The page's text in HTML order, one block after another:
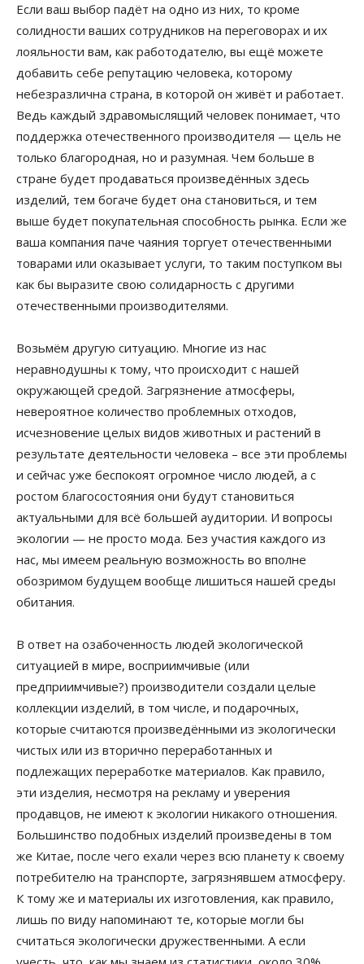
Если ваш выбор падёт на одно из них, то кроме
солидности ваших сотрудников на переговорах и их
лояльности вам, как работодателю, вы ещё можете
добавить себе репутацию человека, которому
небезразлична страна, в которой он живёт и работает.
Ведь каждый здравомыслящий человек понимает, что
поддержка отечественного производителя — цель не
только благородная, но и разумная. Чем больше в
стране будет продаваться произведённых здесь
изделий, тем богаче будет она становиться, и тем
выше будет покупательная способность рынка. Если же
ваша компания паче чаяния торгует отечественными
товарами или оказывает услуги, то таким поступком вы
как бы выразите свою солидарность с другими
отечественными производителями.
Возьмём другую ситуацию. Многие из нас
неравнодушны к тому, что происходит с нашей
окружающей средой. Загрязнение атмосферы,
невероятное количество проблемных отходов,
исчезновение целых видов животных и растений в
результате деятельности человека – все эти проблемы
и сейчас уже беспокоят огромное число людей, а с
ростом благосостояния они будут становиться
актуальными для всё большей аудитории. И вопросы
экологии — не просто мода. Без участия каждого из
нас, мы имеем реальную возможность во вполне
обозримом будущем вообще лишиться нашей среды
обитания.
В ответ на озабоченность людей экологической
ситуацией в мире, восприимчивые (или
предприимчивые?) производители создали целые
коллекции изделий, в том числе, и подарочных,
которые считаются произведёнными из экологически
чистых или из вторично переработанных и
подлежащих переработке материалов. Как правило,
эти изделия, несмотря на рекламу и уверения
продавцов, не имеют к экологии никакого отношения.
Большинство подобных изделий произведены в том
же Китае, после чего ехали через всю планету к своему
потребителю на транспорте, загрязнявшем атмосферу.
К тому же и материалы их изготовления, как правило,
лишь по виду напоминают те, которые могли бы
считаться экологически дружественными. А если